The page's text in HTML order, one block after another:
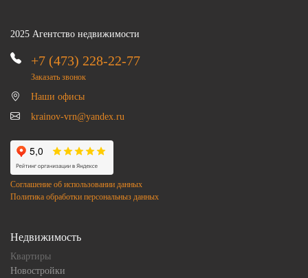
2025 Агентство недвижимости
+7 (473) 228-22-77
Заказать звонок
Наши офисы
krainov-vrn@yandex.ru
Соглашение об использовании данных
Политика обработки персональныз данных
Недвижимость
Квартиры
Новостройки